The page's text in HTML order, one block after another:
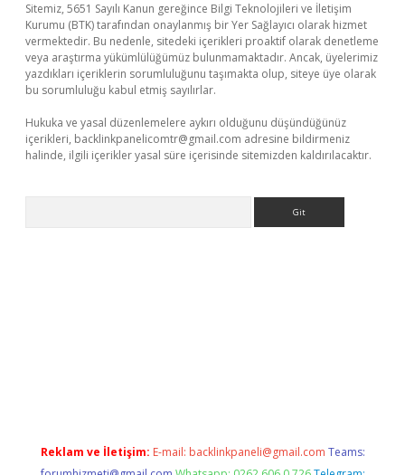
Sitemiz, 5651 Sayılı Kanun gereğince Bilgi Teknolojileri ve İletişim
Kurumu (BTK) tarafından onaylanmış bir Yer Sağlayıcı olarak hizmet
vermektedir. Bu nedenle, sitedeki içerikleri proaktif olarak denetleme
veya araştırma yükümlülüğümüz bulunmamaktadır. Ancak, üyelerimiz
yazdıkları içeriklerin sorumluluğunu taşımakta olup, siteye üye olarak
bu sorumluluğu kabul etmiş sayılırlar.
Hukuka ve yasal düzenlemelere aykırı olduğunu düşündüğünüz
içerikleri, backlinkpanelicomtr@gmail.com adresine bildirmeniz
halinde, ilgili içerikler yasal süre içerisinde sitemizden kaldırılacaktır.
Reklam ve İletişim: E-mail: backlinkpaneli@gmail.com Teams: